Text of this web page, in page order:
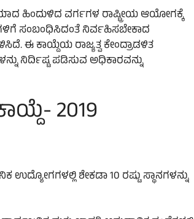
ಹಿಂದುಳಿದ ವರ್ಗಗಳ ರಾಷ್ಟ್ರೀಯ ಆಯೋಗಕ್ಕೆ
ಸಂಬಂಧಿಸಿದಂತೆ ನಿರ್ವಹಿಸಬೇಕಾದ
ಈ ಕಾಯ್ದೆಯ ರಾಜ್ಯತ್ವ ಕೇಂದ್ರಾಡಳಿತ
ನಿರ್ದಿಷ್ಟ ಪಡಿಸುವ ಅಧಿಕಾರವನ್ನು
2019
ಶೇಕಡಾ 10 ರಷ್ಟು ಸ್ಥಾನಗಳನ್ನು